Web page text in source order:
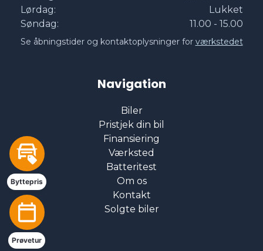
Højdejusterbart førersæde
Kørecomputer
Lygtevasker
Læderrat
Musikstreaming via bluetooth
Lørdag:
Lukket
Søndag:
11.00 - 15.00
Se åbningstider og kontaktoplysninger for værkstedet
Navigation
Biler
Pristjek din bil
Finansiering
Værksted
Batteritest
Om os
Kontakt
Solgte biler
Byttepris
Prøvetur